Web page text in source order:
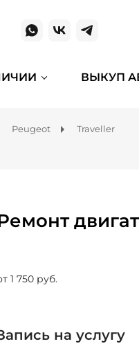
ВЫКУП
Peugeot Traveller
1 750 руб.
на услугу